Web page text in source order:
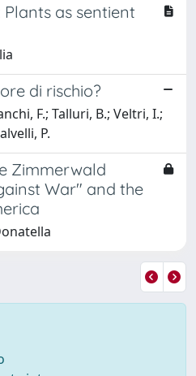
Plants as sentient
di rischio?
F.; Talluri, B.; Veltri, I.;
P.
Zimmerwald
War" and the